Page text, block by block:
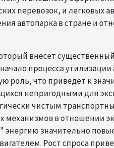
перевозок, и
автопарка в стране и
внесет
процесса утилизации
роль, что приведет к
непригодными для
чистым
в отношении
энергию значительно
Рост спроса